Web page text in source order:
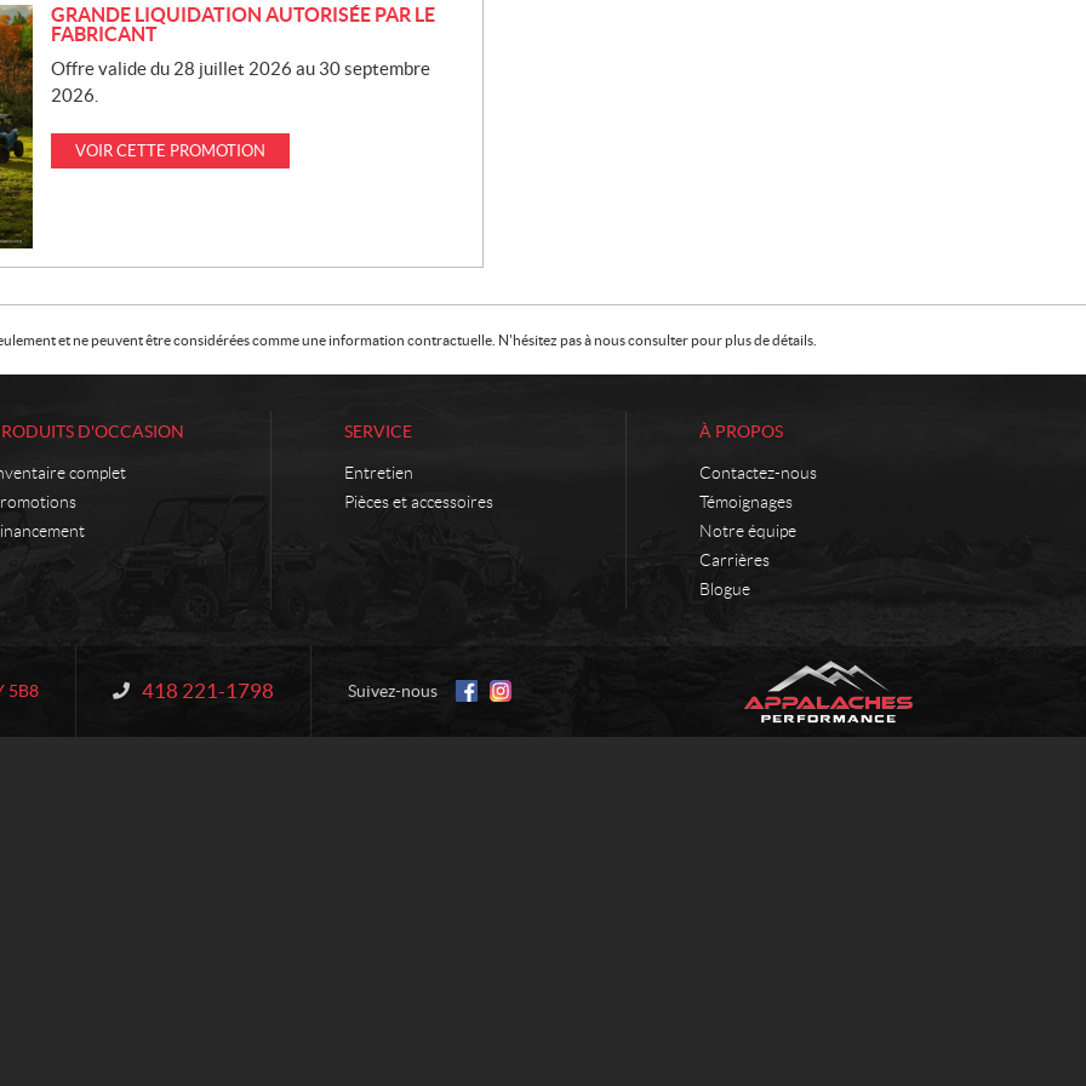
GRANDE LIQUIDATION AUTORISÉE PAR LE
FABRICANT
Offre valide du 28 juillet 2026 au 30 septembre
2026.
VOIR CETTE PROMOTION
et ne peuvent être considérées comme une information contractuelle. N'hésitez pas à nous consulter pour plus de détails.
D'OCCASION
complet
SERVICE
Entretien
Pièces et accessoires
À PROPOS
Contactez-nous
Témoignages
Notre équipe
Carrières
Blogue
5B8 Information :
418 221-1798 Suivez-nous